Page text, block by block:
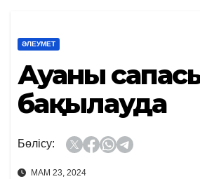
ӘЛЕУМЕТ
Ауаның
бақылауда
Бөлісу:
МАМ 23, 2024